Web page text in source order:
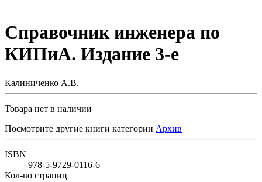
Справочник инженера по
КИПиА. Издание 3-е
Калиниченко А.В.
Товара нет в наличии
Посмотрите другие книги категории Архив
ISBN
978-5-9729-0116-6
Кол-во страниц